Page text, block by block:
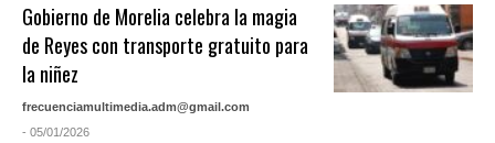
Gobierno de Morelia celebra la magia
de Reyes con transporte gratuito para
la niñez
frecuenciamultimedia.adm@gmail.com
- 05/01/2026